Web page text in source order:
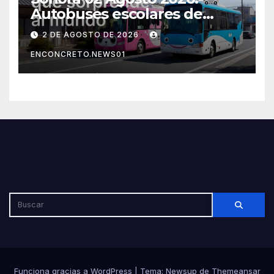
Autobuses escolares de
Japón sorprenden al mundo
por su seguridad y disciplina
2 DE AGOSTO DE 2026
ENCONCRETO.NEWS01
Funciona gracias a WordPress Tema: Newsup de Themeansar